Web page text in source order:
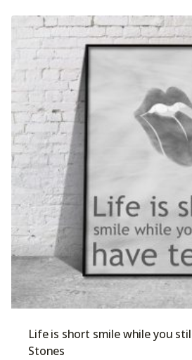
Life is short smile while you
Stones